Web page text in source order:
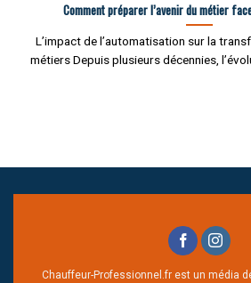
Comment préparer l’avenir du métier
L’impact de l’automatisation sur la
métiers Depuis plusieurs décennies,
Chauffeur-Professionnel.fr est un média